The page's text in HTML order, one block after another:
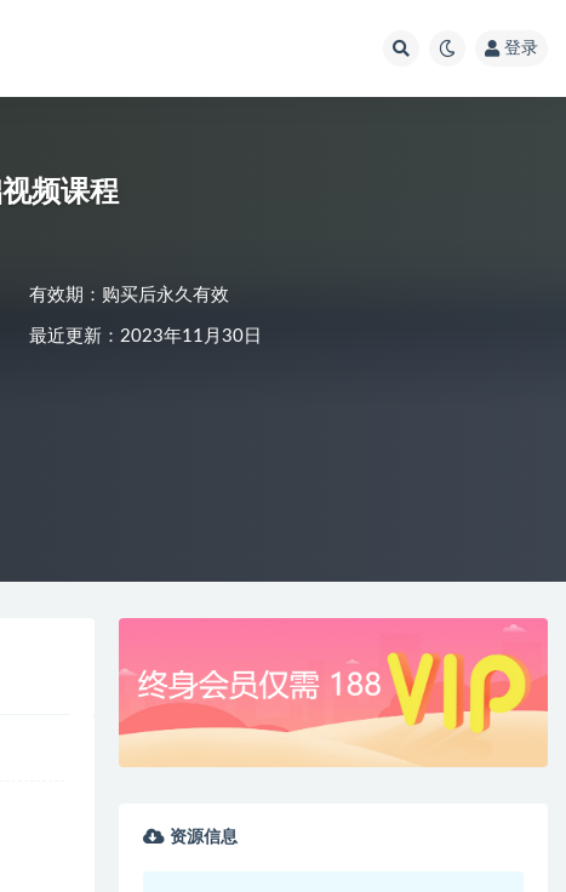
登录
频课程
有效期：购买后永久有效
最近更新：2023年11月30日
资源信息